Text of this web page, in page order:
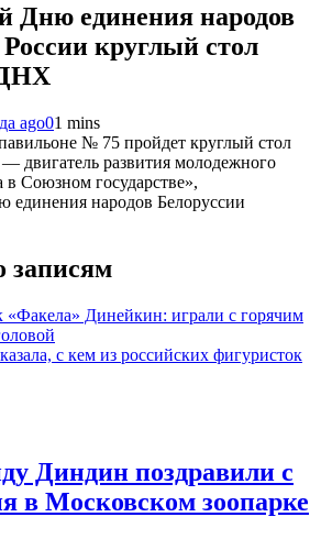
Дню единения народов
круглый стол
ago01 mins
№ 75 пройдет круглый стол
двигатель развития молодежного
в Союзном государстве»,
народов Белоруссии
записям
Динейкин: играли с горячим
с кем из российских фигуристок
Диндин поздравили с
в Московском зоопарке